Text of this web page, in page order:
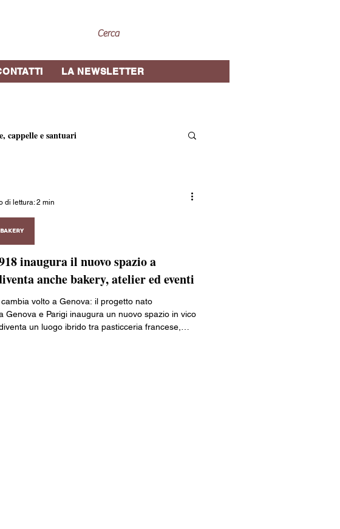
LA NEWSLETTER
cappelle e santuari
Liguria Lombardia
Umbria
inaugura il nuovo spazio a
anche bakery, atelier ed eventi
volto a Genova: il progetto nato
Genova e Parigi inaugura un nuovo spazio in vico
un luogo ibrido tra pasticceria francese,
di lettura: 2 min